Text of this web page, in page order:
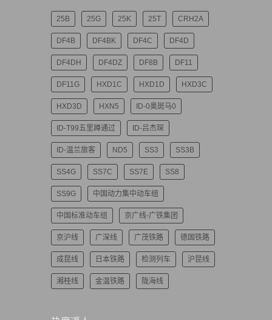
25B 25G 25K 25T CRH2A
DF4B DF4BK DF4C DF4D
DF4DH DF4DZ DF8B DF11
DF11G HXD1C HXD1D HXD3C
HXD3D HXN5 ID-0奥斑马0
ID-T99五里蹲通过 ID-吕杰琛
ID-温兰旅客 ND5 SS3 SS3B
SS4G SS7C SS7E SS8
SS9G 中国动力集中动车组
中国标准动车组 京广线-广铁集团
京沪线 广深线 广茂铁路 德国铁路
成昆线 日本铁路 检测列车 沪昆线
湘桂线 金温铁路 陇海线